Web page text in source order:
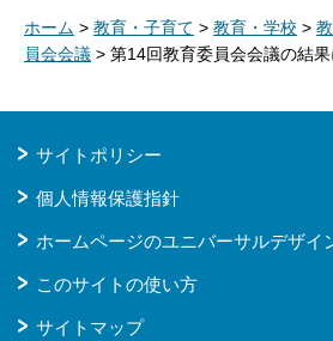
ホーム > 教育・子育て > 教育・学校 >
員会会議 > 第14回教育委員会会議の結
サイトポリシー
個人情報保護指針
ホームページのユニバーサルデザイ
このサイトの使い方
サイトマップ